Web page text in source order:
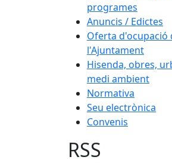
programes
Anuncis / Edictes
Oferta d'ocupació
l'Ajuntament
Hisenda, obres,
medi ambient
Normativa
Seu electrònica
Convenis
RSS